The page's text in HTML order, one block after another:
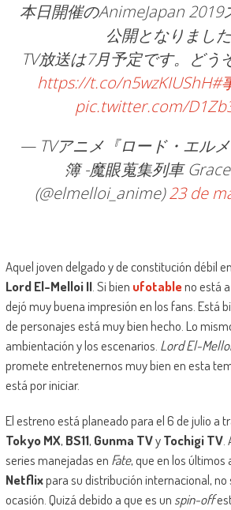
本日開催のAnimeJapan 2019
公開となりました
TV放送は7月予定です。どう
https://t.co/n5wzKIUShH#
pic.twitter.com/
— TVアニメ『ロード・エル
簿 -魔眼蒐集列車
(@elmelloi_anime)23 de
Aquel joven delgado y de constitución débil en
Lord El-Melloi II. Si bien ufotableno está a
dejó muy buena impresión en los fans. Está
de personajes está muy bien hecho. Lo
ambientación y los escenarios. Lord El-
promete entretenernos muy bien en esta
está por iniciar.
El estreno está planeado para el 6 de julio a
Tokyo MX, BS11, Gunma TVyTochigi TV.
series manejadas en Fate, que en los últimos
Netflixpara su distribución internacional, no
ocasión. Quizá debido a que es un spin-off